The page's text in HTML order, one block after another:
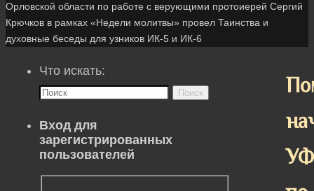
Орловской области по работе с верующими протоиерей Сергий
Крючков в рамках «Недели молитвы» провел Таинства и
духовные беседы для узников ИК-5 и ИК-6
Что искать:
Поиск
Вход для
зарегистрированных
пользователей